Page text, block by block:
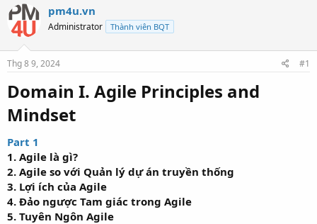
ư
ờ
i
ở
i
t
ạ
o
à
y
b
u
pm4u.vn
Administrator Thành viên BQT
Thg 8 9, 2024 #1
Domain I. Agile Principles and
Mindset​
Part 1
1. Agile là gì?
2. Agile so với Quản lý dự án truyền thống
3. Lợi ích của Agile
4. Đảo ngược Tam giác trong Agile
5. Tuyên Ngôn Agile